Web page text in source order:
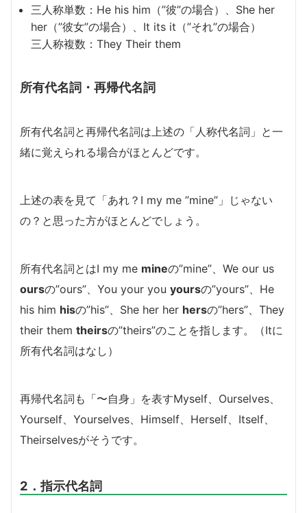
三人称単数：He his him（”彼”の場合）、She her
her（”彼女”の場合）、It its it（”それ”の場合）
三人称複数：They Their them
所有代名詞・再帰代名詞
所有代名詞と再帰代名詞は上述の「人称代名詞」と一
緒に覚えられる場合がほとんどです。
上述の表を見て「あれ？I my me ”mine”」じゃない
の？と思った方がほとんどでしょう。
所有代名詞とはI my me mineの”mine”、We our us
oursの”ours”、You your you yoursの”yours”、He
his him hisの”his”、She her her hersの”hers”、They
their them theirsの”theirs”のことを指します。（Itに
所有代名詞はなし）
再帰代名詞も「〜自身」を表すMyself、Ourselves、
Yourself、Yourselves、Himself、Herself、Itself、
Theirselvesがそうです。
2．指示代名詞